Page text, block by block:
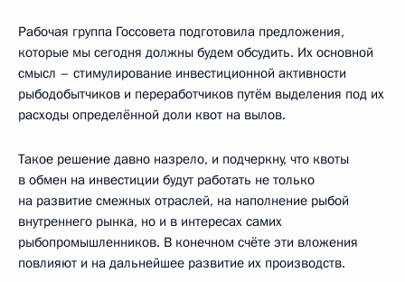
Рабочая группа Госсовета подготовила предложения,
которые мы сегодня должны будем обсудить. Их основной
смысл – стимулирование инвестиционной активности
рыбодобытчиков и переработчиков путём выделения под их
расходы определённой доли квот на вылов.
Такое решение давно назрело, и подчеркну, что квоты
в обмен на инвестиции будут работать не только
на развитие смежных отраслей, на наполнение рыбой
внутреннего рынка, но и в интересах самих
рыбопромышленников. В конечном счёте эти вложения
повлияют и на дальнейшее развитие их производств.